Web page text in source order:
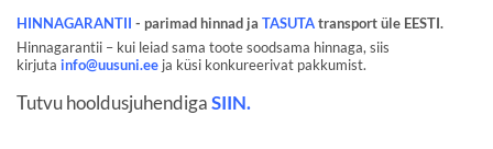
HINNAGARANTII - parimad hinnad ja TASUTAtransport üle EESTI.
Hinnagarantii – kui leiad sama toote soodsama hinnaga, siis
kirjuta info@uusuni.ee ja küsi konkureerivat pakkumist.
Tutvu hooldusjuhendiga SIIN.